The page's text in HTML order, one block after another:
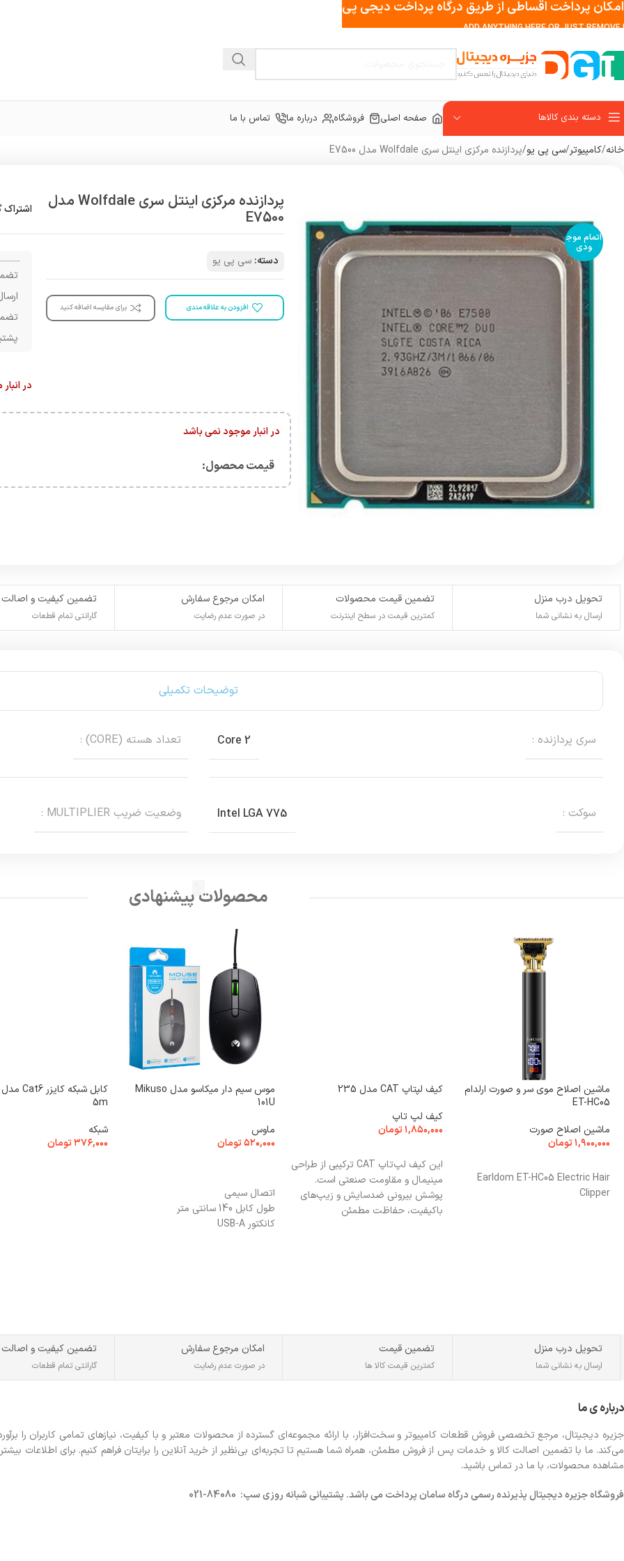
ADD ANYTHING HERE OR JUST REMOVE
دسته بندی کالاها صفحه اصلی فروشگاه درباره ما تماس با ما
خانه کامپیوتر سی پی یو پردازنده مرکزی اینتل سری Wolfdale مدل E7500
اتمام موج
ودی
پردازنده مرکزی اینتل سری Wolfdale مدل
E7500
اشتراک
دسته: سی پی یو
افزودن به علاقه مندی برای مقایسه اضافه کنید
در
در انبار موجود نمی باشد
قیمت محصول:​
تحویل درب منزل
ارسال به نشانی شما
تضمین قیمت محصولات
کمترین قیمت در سطح اینترنت
امکان مرجوع سفارش
در صورت عدم رضایت
تضمین کیفیت و اصالت
گارانتی تمام قطعات
توضیحات تکمیلی
سری پردازنده : Core 2 تعداد هسته (CORE) :
سوکت : Intel LGA 775 وضعیت ضریب MULTIPLIER :
محصولات پیشنهادی
ماشین اصلاح موی سر و صورت ارلدام
ET-HC05
ماشین اصلاح صورت
۱,۹۰۰,۰۰۰تومان
Earldom ET-HC05 Electric Hair
Clipper
کیف لپتاپ CAT مدل 235
کیف لپ تاپ
۱,۸۵۰,۰۰۰تومان
این کیف لپ‌تاپ CAT ترکیبی از طراحی
مینیمال و مقاومت صنعتی است.
پوشش بیرونی ضدسایش و زیپ‌های
باکیفیت، حفاظت مطمئن
موس سیم دار میکاسو مدل Mikuso
101U
ماوس
۵۲۰,۰۰۰تومان
اتصال سیمی
طول کابل 140 سانتی متر
کانکتور USB-A
5m
شبکه
۳۷۶,۰۰۰تومان
تحویل درب منزل
ارسال به نشانی شما
تضمین قیمت
کمترین قیمت کالا ها
امکان مرجوع سفارش
در صورت عدم رضایت
تضمین کیفیت و اصالت
گارانتی تمام قطعات
درباره ی ما
جزیره دیجیتال، مرجع تخصصی فروش قطعات کامپیوتر و سخت‌افزار، با ارائه مجموعه‌ای گسترده از محصولات معتبر و با کیفیت، نیازهای تمامی کاربران را
می‌کند. ما با تضمین اصالت کالا و خدمات پس از فروش مطمئن، همراه شما هستیم تا تجربه‌ای بی‌نظیر از خرید آنلاین را برایتان فراهم کنیم. برای اطلاعات
مشاهده محصولات، با ما در تماس باشید.
فروشگاهجزیره دیجیتال پذیرنده رسمی درگاه سامان پرداخت می باشد. پشتیبانی شبانه روزی سپ: 84080-021
امکان پرداخت اقساطی از طریق درگاه پرداخت دیجی پی